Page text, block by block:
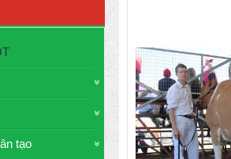
tạo